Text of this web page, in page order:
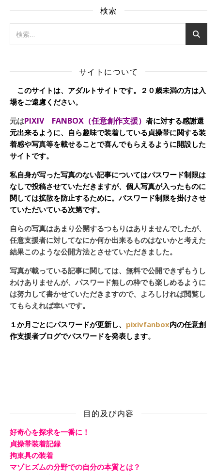
検索
サイトについて
このサイトは、アダルトサイトです。２０歳未満の方は入
場をご遠慮ください。
元はPIXIV FANBOX（任意創作支援） 者に対する感謝還
元出来るように、自ら趣味で装着している貞操帯に関する装
着感や写真等を載せることで喜んでもらえるように開設した
サイトです。
私自身が写った写真のない記事についてはパスワード制限は
なしで投稿させていただきますが、個人写真が入ったものに
関しては拡散を防止するために。パスワード制限を掛けさせ
ていただいている次第です。
自らの写真はあまり公開するつもりはありませんでしたが、
任意支援者に対してなにか何か出来るものはないかと考えた
結果このような公開方法とさせていただきました。
写真が載っている記事に関しては、無料で公開できずもうし
わけありませんが、パスワード無しの枠でも楽しめるように
は努力して書かせていただきますので、よろしければ閲覧し
てもらえれば幸いです。
１か月ごとにパスワードが更新し、 pixivfanbox内の任意創
作支援者ブログでパスワードを発表します。
目的及び内容
好奇心を探求を一番に！
貞操帯装着記録
拘束具の装着
マゾヒズムの分野での自分の本質とは？